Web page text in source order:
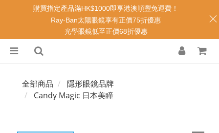
全部商品
隱形眼鏡品牌
Candy Magic 日本美瞳
購買指定產品滿HK$1000即享港澳順豐免運費！
Ray-Ban太陽眼鏡享有正價75折優惠
光學眼鏡低至正價68折優惠